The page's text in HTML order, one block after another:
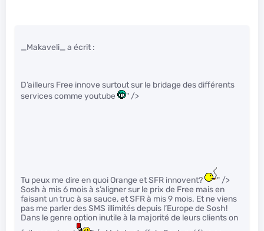
_Makaveli_ a écrit :
D’ailleurs Free innove surtout sur le bridage des différents
services comme youtube
" />
Tu peux me dire en quoi Orange et SFR innovent?
" />
Sosh à mis 6 mois à s’aligner sur le prix de Free mais en
faisant un truc à sa sauce, et SFR à mis 9 mois. Et ne viens
pas me parler des SMS illimités depuis l’Europe de Sosh!
Dans le genre option inutile à la majorité de leurs clients on